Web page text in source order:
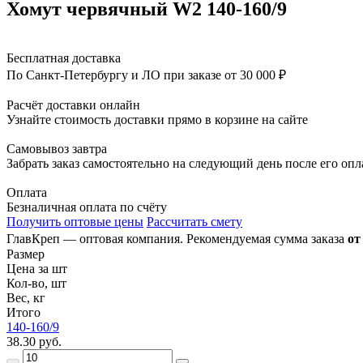
Хомут червячный W2 140-160/9
Бесплатная доставка
По Санкт-Петербургу и ЛО при заказе от 30 000 ₽
Расчёт доставки онлайн
Узнайте стоимость доставки прямо в корзине на сайте
Самовывоз завтра
Забрать заказ самостоятельно на следующий день после его
Оплата
Безналичная оплата по счёту
Получить оптовые цены Рассчитать смету
ГлавКреп — оптовая компания. Рекомендуемая сумма заказа
Размер
Цена за шт
Кол-во, шт
Вес, кг
Итого
140-160/9
38.30 руб.